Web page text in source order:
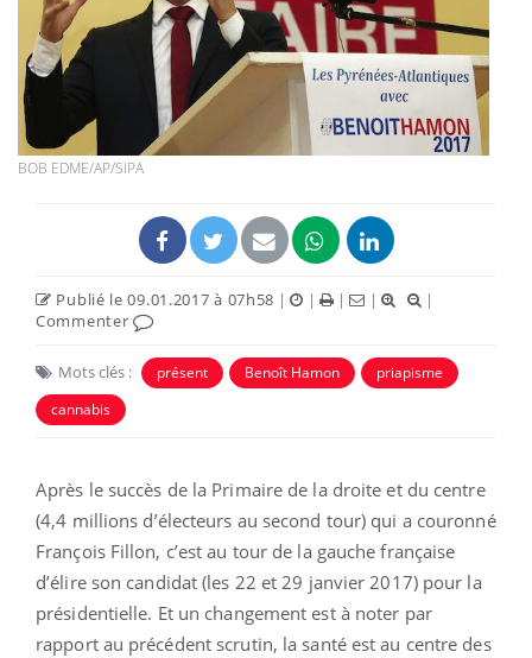
BOB EDME/AP/SIPA
Publié le 09.01.2017 à 07h58 | | | |
|
Commenter
Mots clés : présent Benoît Hamon
priapisme
cannabis
Après le succès de la Primaire de la droite et du centre
(4,4 millions d’électeurs au second tour) qui a couronné
François Fillon, c’est au tour de la gauche française
d’élire son candidat (les 22 et 29 janvier 2017) pour la
présidentielle. Et un changement est à noter par
rapport au précédent scrutin, la santé est au centre des